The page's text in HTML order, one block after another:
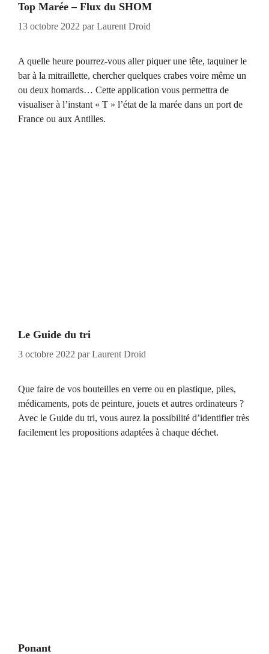
Top Marée – Flux du SHOM
13 octobre 2022 parLaurent Droid
A quelle heure pourrez-vous aller piquer une tête, taquiner le
bar à la mitraillette, chercher quelques crabes voire même un
ou deux homards… Cette application vous permettra de
visualiser à l’instant « T » l’état de la marée dans un port de
France ou aux Antilles.
Le Guide du tri
3 octobre 2022 parLaurent Droid
Que faire de vos bouteilles en verre ou en plastique, piles,
médicaments, pots de peinture, jouets et autres ordinateurs ?
Avec le Guide du tri, vous aurez la possibilité d’identifier très
facilement les propositions adaptées à chaque déchet.
Ponant